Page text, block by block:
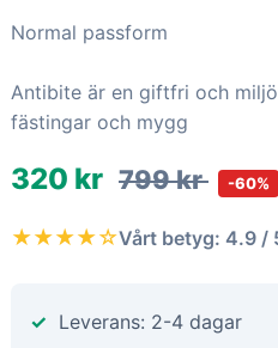
Normal passform
Antibite är en giftfri och
fästingar och mygg
320 kr 799 kr -60%
★★★★☆Vårt betyg: 4.9 /
Leverans: 2-4 dagar